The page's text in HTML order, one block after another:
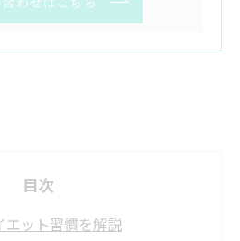
目次
エット習慣を解説